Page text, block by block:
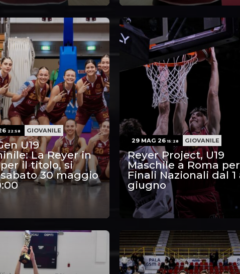
U19
La Reyer in
il titolo, si
30 maggio
22:58 GIOVANILE
Reyer Project, U19
Maschile a Roma
Finali Nazionali dal 1
giugno
29 MAG 2615:28 GIOVANILE